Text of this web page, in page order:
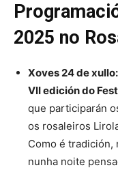
2025 no
Xoves 24 de xullo:
VII edición do
que participarán
os rosaleiros
Como é tradición,
nunha noite